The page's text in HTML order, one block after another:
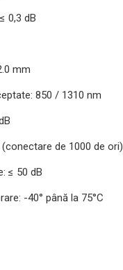
0,3 dB
mm
850 / 1310 nm
(conectare de 1000 de ori)
≤ 50 dB
-40° până la 75°C